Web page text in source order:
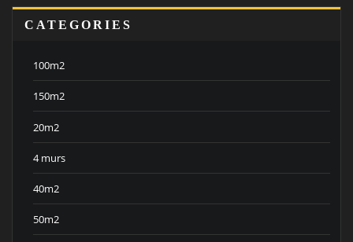
CATEGORIES
100m2
150m2
20m2
4 murs
40m2
50m2